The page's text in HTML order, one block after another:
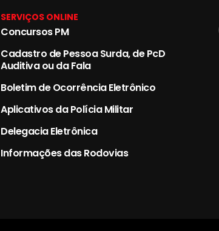
SERVIÇOS ONLINE
Concursos PM
Cadastro de Pessoa Surda, de PcD
Auditiva ou da Fala
Boletim de Ocorrência Eletrônico
Aplicativos da Polícia Militar
Delegacia Eletrônica
Informações das Rodovias